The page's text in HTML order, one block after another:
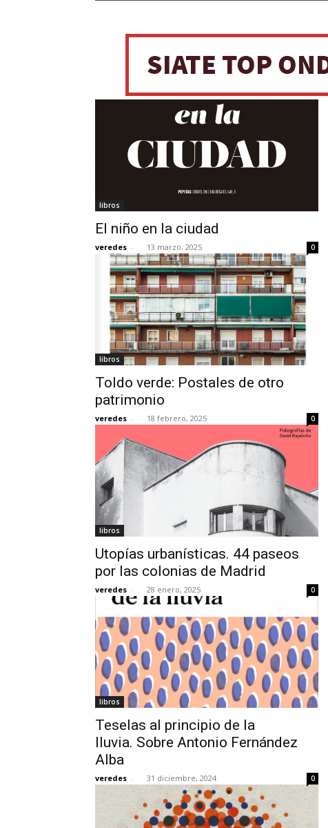
libros
El niño en la ciudad
veredes - 13 marzo, 2025 0
libros
Toldo verde: Postales de otro
patrimonio
veredes - 18 febrero, 2025 0
libros
Utopías urbanísticas. 44 paseos
por las colonias de Madrid
veredes - 28 enero, 2025 0
libros
Teselas al principio de la
lluvia. Sobre Antonio Fernández
Alba
veredes - 31 diciembre, 2024 0